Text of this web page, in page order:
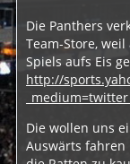
Die Panthers
Team-Store,
Spiels aufs Eis
http://
_medium=twitter
Die wollen uns
Auswärts fahren